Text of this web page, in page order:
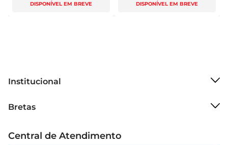
DISPONÍVEL EM BREVE DISPONÍVEL EM BREVE
Institucional
Grupo Cencosud
Sobre privacidade
Bretas
Produtos Bretas
Central de Atendimento